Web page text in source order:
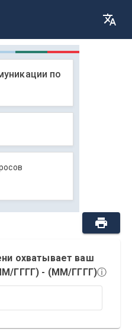
по
охватывает ваш
ГГГГ) - (MM/ГГГГ)ⓘ